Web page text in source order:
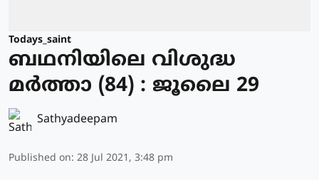
Todays_saint
ബഥനിയിലെ വിശുദ്ധ
മര്‍ത്താ (84) : ജൂലൈ 29
Sathyadeepam
Published on: 28 Jul 2021, 3:48 pm